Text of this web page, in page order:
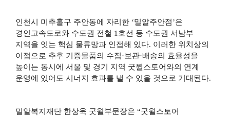
인천시 미추홀구 주안동에 자리한 ‘밀알주안점’은
경인고속도로와 수도권 전철 1 호선 등 수도권 서남부
지역을 잇는 핵심 물류망과 인접해 있다. 이러한 위치상의
이점으로 추후 기증물품의 수집·보관·배송의 효율성을
높이는 동시에 서울 및 경기 지역 굿윌스토어와의 연계
운영에 있어도 시너지 효과를 낼 수 있을 것으로 기대된다.
밀알복지재단 한상욱 굿윌부문장은 “굿윌스토어